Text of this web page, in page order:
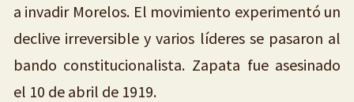
a invadir Morelos. El movimiento experimentó un
declive irreversible y varios líderes se pasaron al
bando constitucionalista. Zapata fue asesinado
el 10 de abril de 1919.